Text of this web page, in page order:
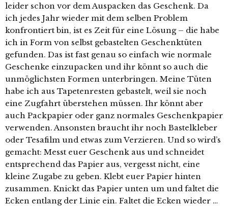
leider schon vor dem Auspacken das Geschenk. Da
ich jedes Jahr wieder mit dem selben Problem
konfrontiert bin, ist es Zeit für eine Lösung – die habe
ich in Form von selbst gebastelten Geschenktüten
gefunden. Das ist fast genau so einfach wie normale
Geschenke einzupacken und ihr könnt so auch die
unmöglichsten Formen unterbringen. Meine Tüten
habe ich aus Tapetenresten gebastelt, weil sie noch
eine Zugfahrt überstehen müssen. Ihr könnt aber
auch Packpapier oder ganz normales Geschenkpapier
verwenden. Ansonsten braucht ihr noch Bastelkleber
oder Tesafilm und etwas zum Verzieren. Und so wird’s
gemacht: Messt euer Geschenk aus und schneidet
entsprechend das Papier aus, vergesst nicht, eine
kleine Zugabe zu geben. Klebt euer Papier hinten
zusammen. Knickt das Papier unten um und faltet die
Ecken entlang der Linie ein. Faltet die Ecken wieder …